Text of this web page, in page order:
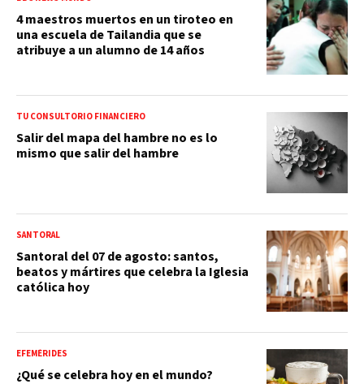
4 maestros muertos en un tiroteo en
una escuela de Tailandia que se
atribuye a un alumno de 14 años
TU CONSULTORIO FINANCIERO
Salir del mapa del hambre no es lo
mismo que salir del hambre
SANTORAL
Santoral del 07 de agosto: santos,
beatos y mártires que celebra la Iglesia
católica hoy
EFEMÉRIDES
¿Qué se celebra hoy en el mundo?